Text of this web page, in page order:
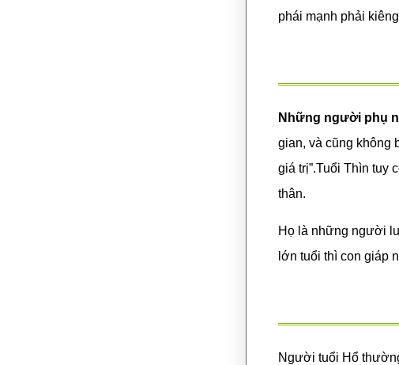
phái mạnh phải
Những người phụ
gian, và cũng không
giá trị”.Tuổi Thìn tuy
thân.
Họ là những người
lớn tuổi thì con giáp
Người tuổi Hổ